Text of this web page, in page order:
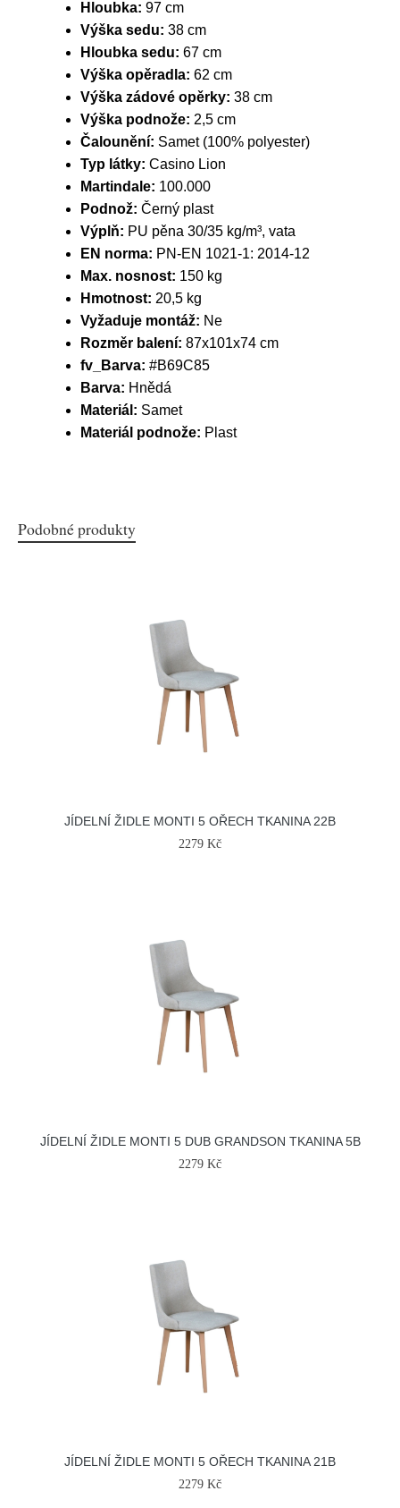
Hloubka: 97 cm
Výška sedu: 38 cm
Hloubka sedu: 67 cm
Výška opěradla: 62 cm
Výška zádové opěrky: 38 cm
Výška podnože: 2,5 cm
Čalounění: Samet (100% polyester)
Typ látky: Casino Lion
Martindale: 100.000
Podnož: Černý plast
Výplň: PU pěna 30/35 kg/m³, vata
EN norma: PN-EN 1021-1: 2014-12
Max. nosnost: 150 kg
Hmotnost: 20,5 kg
Vyžaduje montáž: Ne
Rozměr balení: 87x101x74 cm
fv_Barva: #B69C85
Barva: Hnědá
Materiál: Samet
Materiál podnože: Plast
Podobné produkty
JÍDELNÍ ŽIDLE MONTI 5 OŘECH TKANINA 22B
2279 Kč
JÍDELNÍ ŽIDLE MONTI 5 DUB GRANDSON TKANINA 5B
2279 Kč
JÍDELNÍ ŽIDLE MONTI 5 OŘECH TKANINA 21B
2279 Kč